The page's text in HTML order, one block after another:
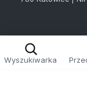
Wyszukiwarka